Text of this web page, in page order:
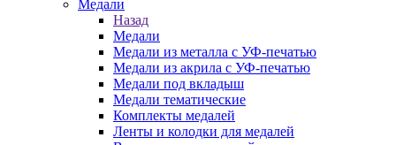
Медали
Назад
Медали
Медали из металла с УФ-печатью
Медали из акрила с УФ-печатью
Медали под вкладыш
Медали тематические
Комплекты медалей
Ленты и колодки для медалей